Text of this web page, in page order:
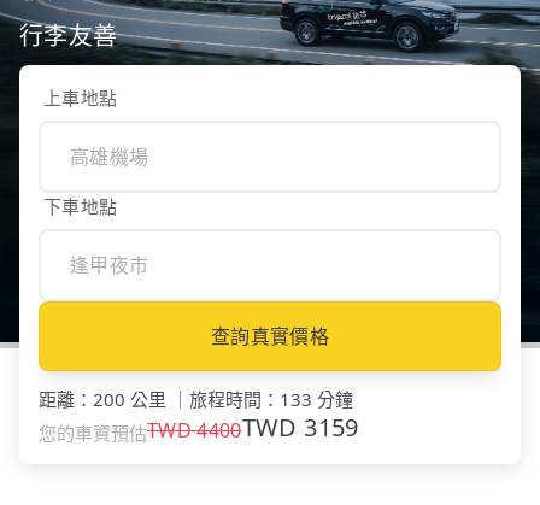
行李友善
上車地點
下車地點
查詢真實價格
距離 ： 200 公里 旅程時間 ： 133 分鐘
您的車資預估TWD4400TWD 3159